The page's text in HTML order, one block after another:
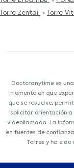
Torre Zentai
Torre
Doctoranytime es
momento en que
que se resuelve,
solicitar orientación
videollamada. La
en fuentes de
Torres y ha